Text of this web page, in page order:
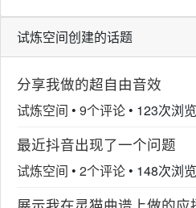
试炼空间创建的话题
分享我做的超自由音效
试炼空间 • 9个评论 • 123次浏览
最近抖音出现了一个问题
试炼空间 • 2个评论 • 148次浏览